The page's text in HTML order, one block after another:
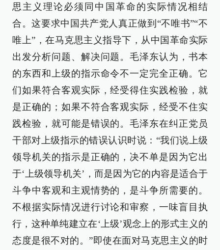
思主义理论必须同中国革命的实际情况相结
合。这要求中国共产党人真正做到“不唯书”“不
唯上”，在马克思主义指导下，从中国革命实际
出发分析问题、解决问题。毛泽东认为，书本
的东西和上级的指示命令不一定完全正确。它
们如果符合客观实际，经受得住实践检验，就
是正确的；如果不符合客观实际，经受不住实
践检验，就可能是错误的。毛泽东在纠正党员
干部对上级指示的错误认识时说：“我们说上级
领导机关的指示是正确的，决不单是因为它出
于‘上级领导机关’，而是因为它的内容是适合于
斗争中客观和主观情势的，是斗争所需要的。
不根据实际情况进行讨论和审察，一味盲目执
行，这种单纯建立在‘上级’观念上的形式主义的
态度是很不对的。”即使在面对马克思主义的时